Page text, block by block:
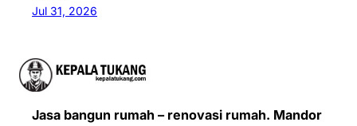
Jul 31, 2026
Jasa bangun rumah – renovasi rumah. Mandor